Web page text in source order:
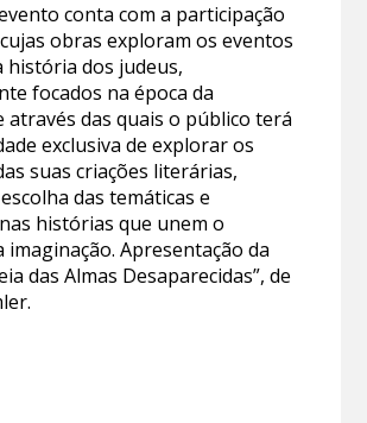
conta com a participação
obras exploram os eventos
história dos judeus,
focados na época da
através das quais o público terá
exclusiva de explorar os
suas criações literárias,
das temáticas e
histórias que unem o
imaginação. Apresentação da
das Almas Desaparecidas”, de